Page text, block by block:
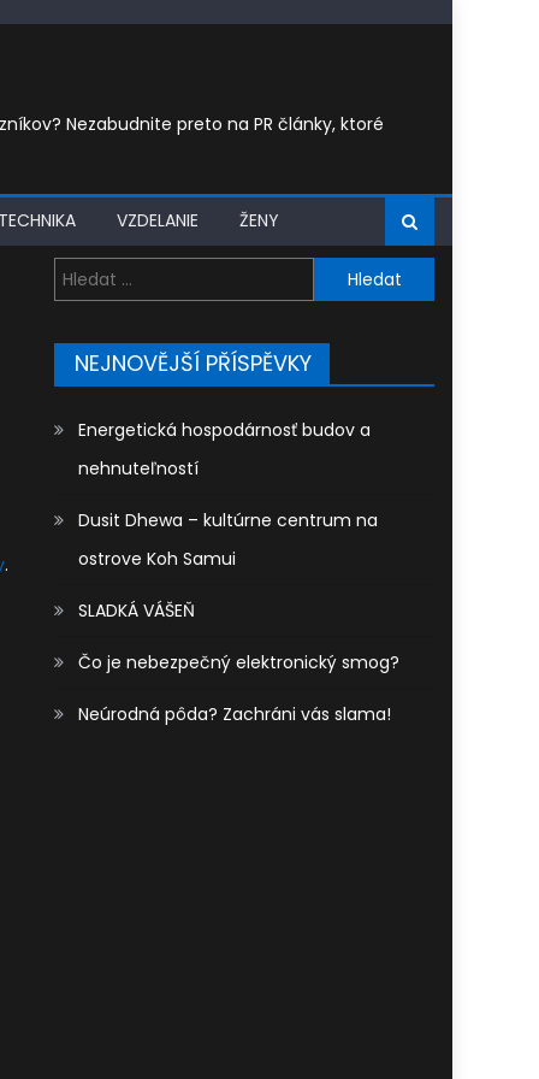
Nezabudnite preto na PR články, ktoré
VZDELANIE ŽENY
.
Vyhledávání
NEJNOVĚJŠÍ PŘÍSPĚVKY
Energetická hospodárnosť budov a
nehnuteľností
Dusit Dhewa – kultúrne centrum na
ostrove Koh Samui
SLADKÁ VÁŠEŇ
Čo je nebezpečný elektronický smog?
Neúrodná pôda? Zachráni vás slama!